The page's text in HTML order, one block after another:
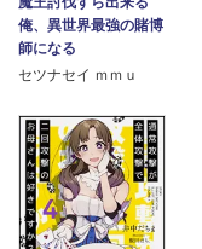
俺、異世界最強の賭博
師になる
セツナセイ ｍｍｕ